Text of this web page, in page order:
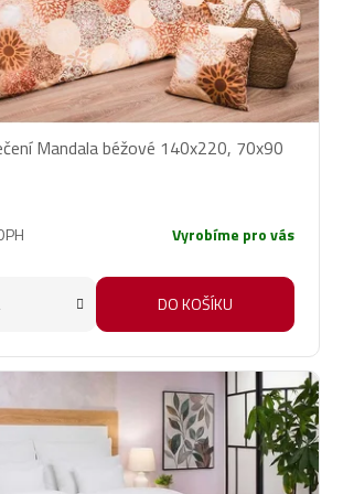
Mandala béžové 140x220, 70x90
Vyrobíme pro vás
DO KOŠÍKU